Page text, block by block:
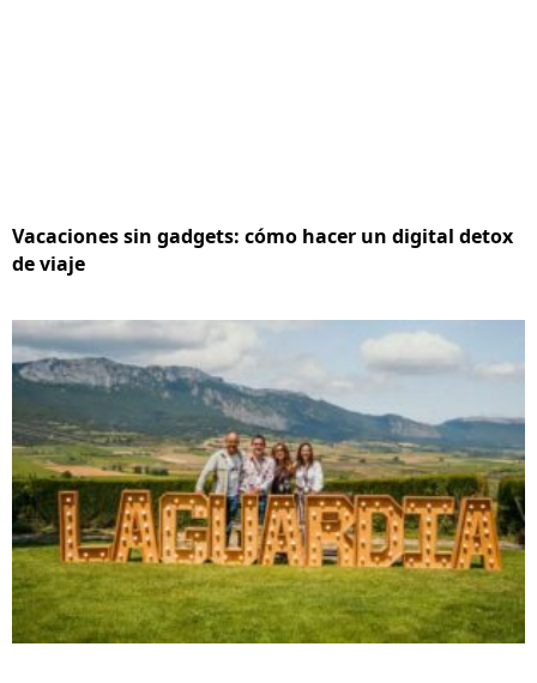
Vacaciones sin gadgets: cómo hacer un digital detox
de viaje